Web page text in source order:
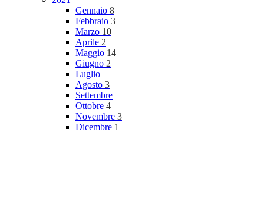
Gennaio 8
Febbraio 3
Marzo 10
Aprile 2
Maggio 14
Giugno 2
Luglio
Agosto 3
Settembre
Ottobre 4
Novembre 3
Dicembre 1